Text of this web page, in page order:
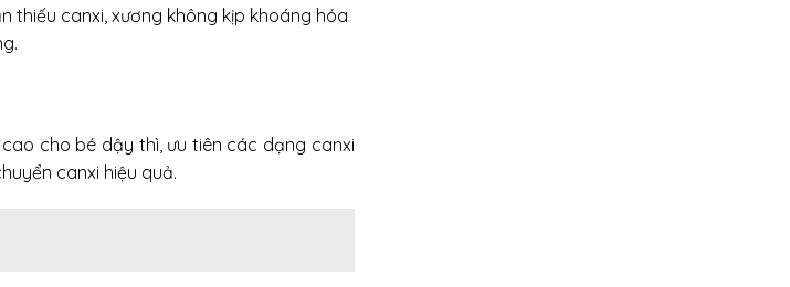
thiếu canxi, xương không kịp khoáng hóa
cho bé dậy thì, ưu tiên các dạng canxi
canxi hiệu quả.